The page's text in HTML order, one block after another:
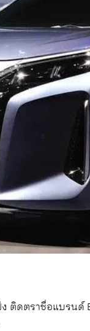
ติดตราชื่อแบรน